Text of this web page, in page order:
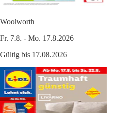
Woolworth
Fr. 7.8. - Mo. 17.8.2026
Gültig bis 17.08.2026